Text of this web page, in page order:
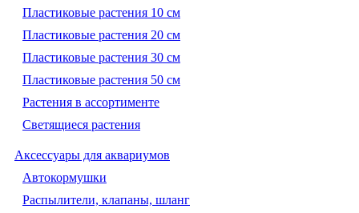
Пластиковые растения 10 см
Пластиковые растения 20 см
Пластиковые растения 30 см
Пластиковые растения 50 см
Растения в ассортименте
Светящиеся растения
Аксессуары для аквариумов
Автокормушки
Распылители, клапаны, шланг